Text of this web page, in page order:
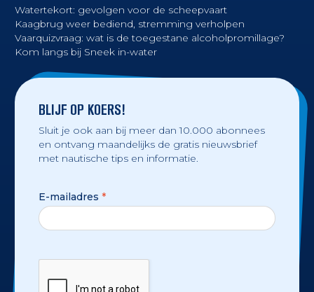
Watertekort: gevolgen voor de scheepvaart
Kaagbrug weer bediend, stremming verholpen
Vaarquizvraag: wat is de toegestane alcoholpromillage?
Kom langs bij Sneek in-water
BLIJF OP KOERS!
Sluit je ook aan bij meer dan 10.000 abonnees
en ontvang maandelijks de gratis nieuwsbrief
met nautische tips en informatie.
E-mailadres *